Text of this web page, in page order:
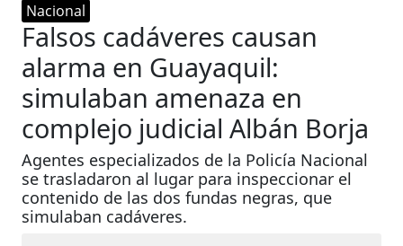
Nacional
Falsos cadáveres causan
alarma en Guayaquil:
simulaban amenaza en
complejo judicial Albán Borja
Agentes especializados de la Policía Nacional
se trasladaron al lugar para inspeccionar el
contenido de las dos fundas negras, que
simulaban cadáveres.